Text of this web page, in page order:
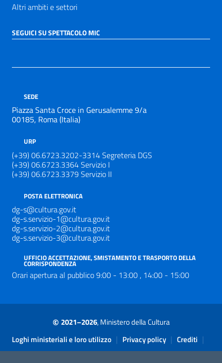
Altri ambiti e settori
SEGUICI SU SPETTACOLO MIC
SEDE
Piazza Santa Croce in Gerusalemme 9/a
00185, Roma (Italia)
URP
(+39) 06.6723.3202-3314 Segreteria DGS
(+39) 06.6723.3364 Servizio I
(+39) 06.6723.3379 Servizio II
POSTA ELETTRONICA
dg-s@cultura.gov.it
dg-s.servizio-1@cultura.gov.it
dg-s.servizio-2@cultura.gov.it
dg-s.servizio-3@cultura.gov.it
UFFICIO ACCETTAZIONE, SMISTAMENTO E TRASPORTO DELLA
CORRISPONDENZA
Orari apertura al pubblico 9:00 - 13:00 , 14:00 - 15:00
© 2021–2026, Ministero della Cultura
Sezione Link Utili
Loghi ministeriali e loro utilizzo | Privacy policy | Crediti |
|